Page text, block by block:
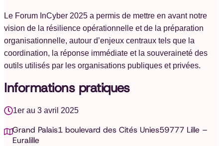
Le Forum InCyber 2025 a permis de mettre en avant notre
vision de la résilience opérationnelle et de la préparation
organisationnelle, autour d’enjeux centraux tels que la
coordination, la réponse immédiate et la souveraineté des
outils utilisés par les organisations publiques et privées.
Informations pratiques
1er au 3 avril 2025
Grand Palais1 boulevard des Cités Unies59777 Lille –
Euralille